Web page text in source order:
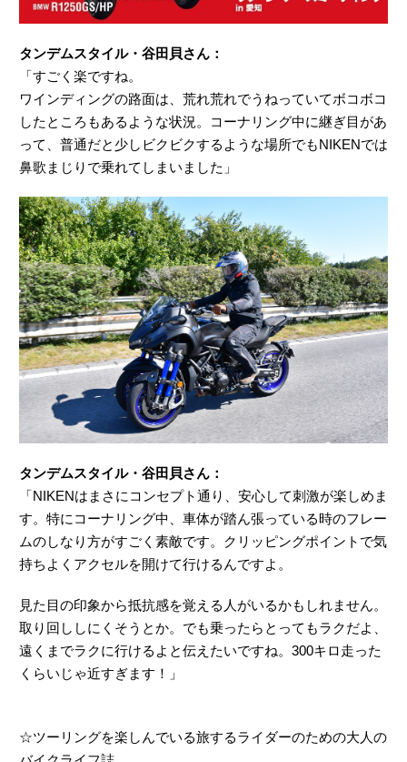
タンデムスタイル・谷田貝さん：
「すごく楽ですね。
ワインディングの路面は、荒れ荒れでうねっていてボコボコ
したところもあるような状況。コーナリング中に継ぎ目があ
って、普通だと少しビクビクするような場所でもNIKENでは
鼻歌まじりで乗れてしまいました」
タンデムスタイル・谷田貝さん：
「NIKENはまさにコンセプト通り、安心して刺激が楽しめま
す。特にコーナリング中、車体が踏ん張っている時のフレー
ムのしなり方がすごく素敵です。クリッピングポイントで気
持ちよくアクセルを開けて行けるんですよ。
見た目の印象から抵抗感を覚える人がいるかもしれません。
取り回ししにくそうとか。でも乗ったらとってもラクだよ、
遠くまでラクに行けるよと伝えたいですね。300キロ走った
くらいじゃ近すぎます！」
☆ツーリングを楽しんでいる旅するライダーのための大人の